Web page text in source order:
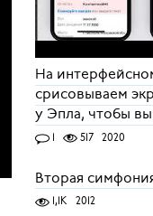
На
срисовываем
у Эпла, чтобы
1 517 2020
Вторая
1,1K 2012